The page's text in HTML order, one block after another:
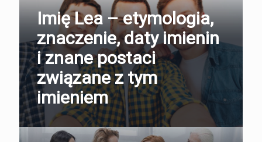
Imię Lea – etymologia,
znaczenie, daty imienin
i znane postaci
związane z tym
imieniem